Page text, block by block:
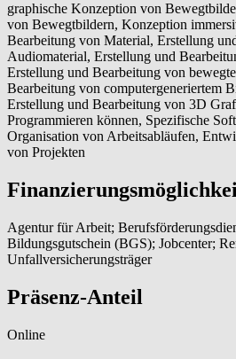
graphische Konzeption von
von Bewegtbildern, Konzeption
Bearbeitung von Material, Erstellung
Audiomaterial, Erstellung und
Erstellung und Bearbeitung von
Bearbeitung von computergeneriertem
Erstellung und Bearbeitung von 3D
Programmieren können, Spezifische
Organisation von Arbeitsabläufen,
von Projekten
Agentur für Arbeit;
Bildungsgutschein (BGS); Jobcenter;
Unfallversicherungsträger
Präsenz-Anteil
Online